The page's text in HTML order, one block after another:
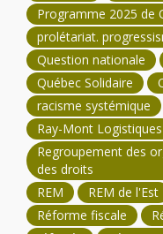
Programme 2025 de
prolétariat.
Question nationale
Québec Solidaire
racisme systémique
Ray-Mont Logistiques
Regroupement des
des droits
REM
REM de l'Est
Réforme fiscale